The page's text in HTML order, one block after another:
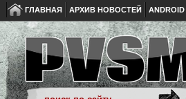
ГЛАВНАЯ АРХИВ НОВОСТЕЙ ANDROID